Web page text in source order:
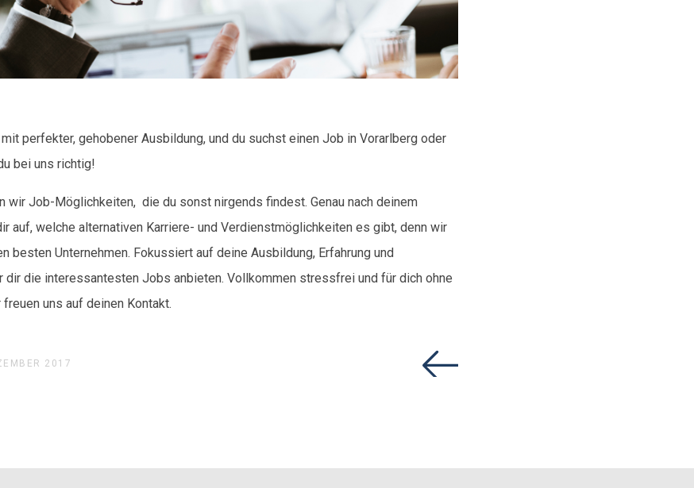
perfekter, gehobener Ausbildung, und du suchst einen Job in Vorarlberg oder
bei uns richtig!
wir Job-Möglichkeiten, die du sonst nirgends findest. Genau nach deinem
auf, welche alternativen Karriere- und Verdienstmöglichkeiten es gibt, denn wir
besten Unternehmen. Fokussiert auf deine Ausbildung, Erfahrung und
dir die interessantesten Jobs anbieten. Vollkommen stressfrei und für dich ohne
uns auf deinen Kontakt.
2017